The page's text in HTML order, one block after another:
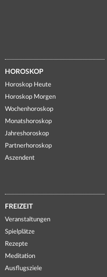
HOROSKOP
Horoskop Heute
Horoskop Morgen
Wochenhoroskop
Monatshoroskop
Jahreshoroskop
Partnerhoroskop
Aszendent
FREIZEIT
Veranstaltungen
Spielplätze
Rezepte
Meditation
Ausflugsziele